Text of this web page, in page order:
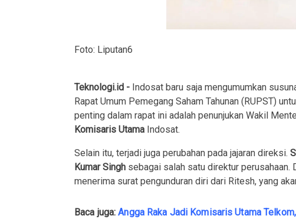
Foto: Liputan6
Teknologi.id - Indosat baru saja mengumumkan
Rapat Umum Pemegang Saham Tahunan (RUPST)
penting dalam rapat ini adalah penunjukan Wakil
Komisaris Utama Indosat.
Selain itu, terjadi juga perubahan pada jajaran direksi.
Kumar Singh sebagai salah satu direktur perusahaan.
menerima surat pengunduran diri dari Ritesh, yang
Baca juga:Angga Raka Jadi Komisaris Utama